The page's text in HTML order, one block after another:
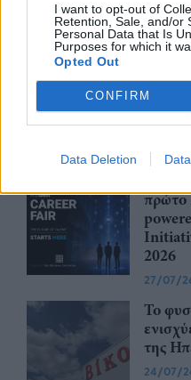
I want to opt-out of
Retention, Sale, and/or
Personal Data that Is
Purposes for which it
Opted Out
CONFIRM
Data Deletion
2026
2027
πρώτο
2026
27/07/
Το
της
24/07/